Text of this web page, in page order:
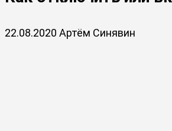
22.08.2020 Артём Синявин